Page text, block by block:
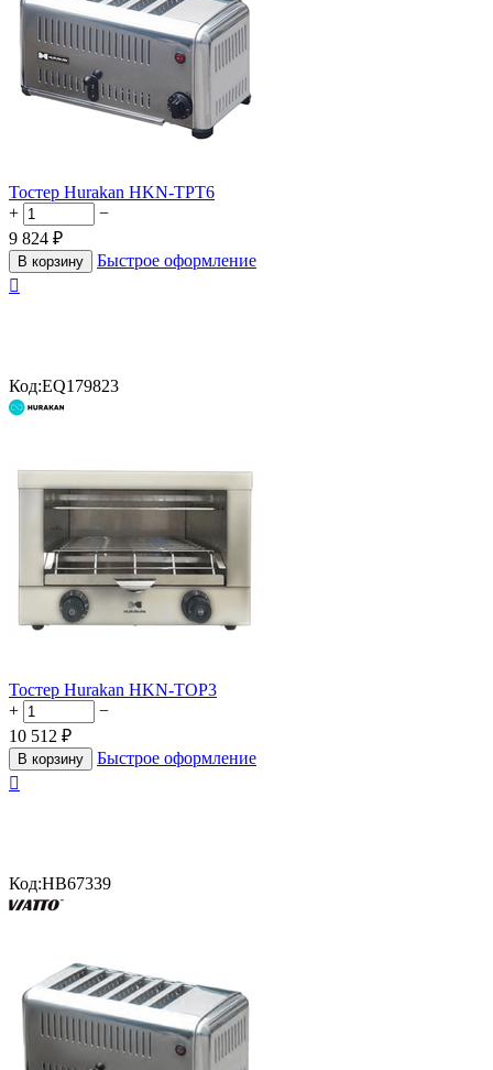
Тостер Hurakan HKN-TPT6
+
−
9 824 ₽
В корзину
Быстрое оформление

Код:EQ179823
Тостер Hurakan HKN-TOP3
+
−
10 512 ₽
В корзину
Быстрое оформление

Код:HB67339